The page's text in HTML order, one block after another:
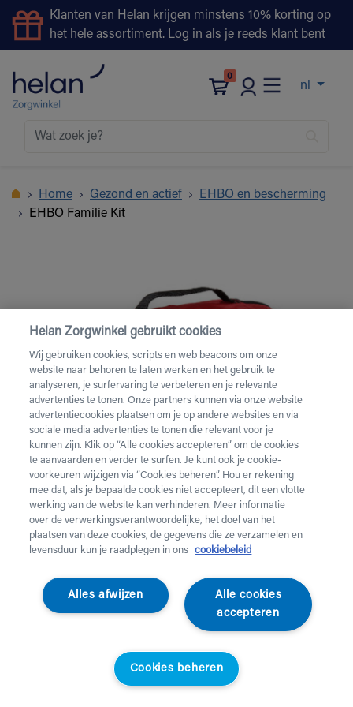
Klanten van Helan krijgen minstens 10% korting op
het hele assortiment. Log in als je reeds klant bent
0
nl
Home Gezond en actief
EHBO en bescherming
EHBO Familie Kit
Care Plus
EHBO Familie Kit
Care Plus First Aid Kit - Family
Helan Zorgwinkel gebruikt cookies
Wij gebruiken cookies, scripts en web beacons om onze
website naar behoren te laten werken en het gebruik te
analyseren, je surfervaring te verbeteren en je relevante
advertenties te tonen. Onze partners kunnen via onze website
advertentiecookies plaatsen om je op andere websites en via
sociale media advertenties te tonen die relevant voor je
kunnen zijn. Klik op “Alle cookies accepteren” om de cookies
te aanvaarden en verder te surfen. Je kunt ook je cookie-
voorkeuren wijzigen via “Cookies beheren”. Hou er rekening
mee dat, als je bepaalde cookies niet accepteert, dit een vlotte
werking van de website kan verhinderen. Meer informatie
over de verwerkingsverantwoordelijke, het doel van het
plaatsen van deze cookies, de gegevens die ze verzamelen en
levensduur kun je raadplegen in ons
cookiebeleid
Alle cookies
accepteren
Alles afwijzen
Cookies beheren